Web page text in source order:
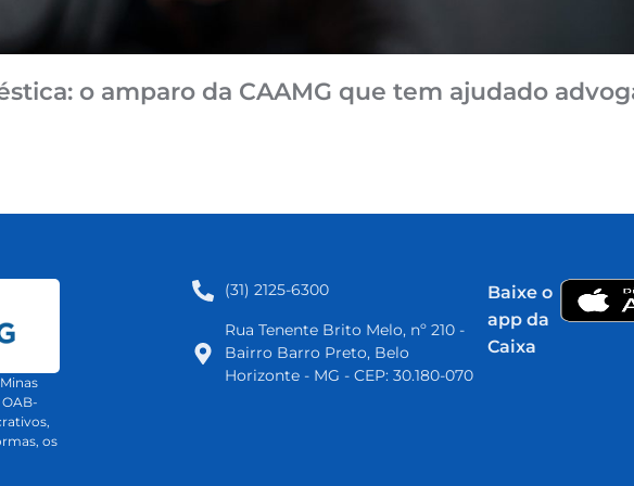
o amparo da CAAMG que tem ajudado
os
(31) 2125-6300​
Rua Tenente Brito Melo, nº 210 -
Bairro Barro Preto, Belo
Horizonte - MG - CEP: 30.180-070
Baixe o
app da
Caixa